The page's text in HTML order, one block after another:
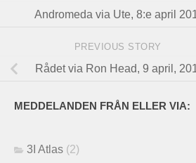
Andromeda via Ute, 8:e april
PREVIOUS STORY
Rådet via Ron Head, 9 april,
MEDDELANDEN FRÅN ELLER VIA:
3I Atlas (2)